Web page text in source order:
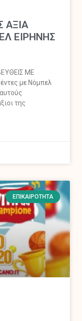
ΑΞΙΑ
ΕΙΡΗΝΗΣ
ΜΕ
με Νόμπελ
της
ΕΠΙΚΑΙΡΌΤΗΤΑ